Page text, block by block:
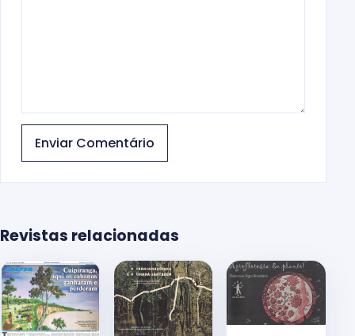
Enviar Comentário
Revistas relacionadas